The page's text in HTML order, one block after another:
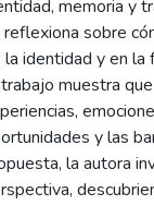
memoria y
sobre
la identidad y en la
muestra
y las
la autora